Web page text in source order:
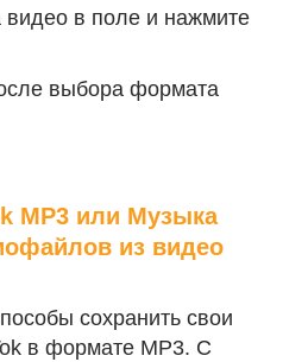
видео в поле и нажмите
выбора формата
MP3 или Музыка
из видео
сохранить свои
в формате MP3. С